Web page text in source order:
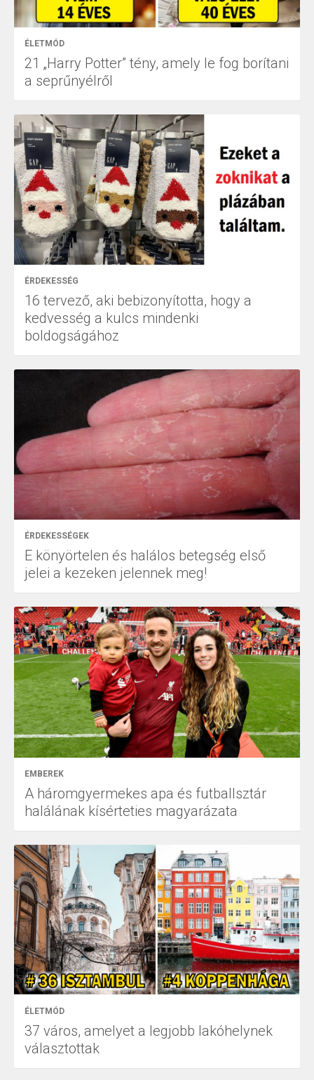
ÉLETMÓD
21 „Harry Potter” tény, amely le fog borítani
a seprűnyélről
ÉRDEKESSÉG
16 tervező, aki bebizonyította, hogy a
kedvesség a kulcs mindenki
boldogságához
ÉRDEKESSÉGEK
E könyörtelen és halálos betegség első
jelei a kezeken jelennek meg!
EMBEREK
A háromgyermekes apa és futballsztár
halálának kísérteties magyarázata
ÉLETMÓD
37 város, amelyet a legjobb lakóhelynek
választottak